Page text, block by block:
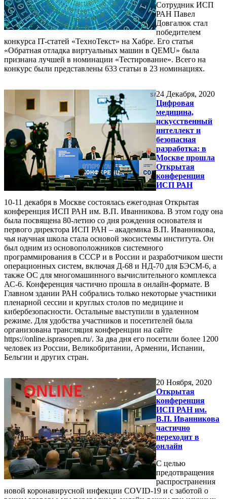
Сотрудник ИСП
РАН Павел
Довгалюк стал
победителем
конкурса IT-статей «ТехноТекст» на Хабре. Его статья
«Обратная отладка виртуальных машин в QEMU» была
признана лучшей в номинации «Тестирование». Всего на
конкурс были представлены 633 статьи в 23 номинациях.
24 Декабря, 2020
Цифровая
медицина,
искусственный
интеллект и
безопасная
разработка: в
Москве прошла
Открытая
конференция
ИСП РАН
10-11 декабря в Москве состоялась ежегодная Открытая
конференция ИСП РАН им. В.П. Иванникова. В этом году она
была посвящена 80-летию со дня рождения основателя и
первого директора ИСП РАН – академика В.П. Иванникова,
чья научная школа стала основой экосистемы института. Он
был одним из основоположников системного
программирования в СССР и в России и разработчиком шести
операционных систем, включая Д-68 и НД-70 для БЭСМ-6, а
также ОС для многомашинного вычислительного комплекса
АС-6. Конференция частично прошла в онлайн-формате. В
Главном здании РАН собрались только некоторые участники
пленарной сессии и круглых столов по медицине и
кибербезопасности. Остальные выступили в удаленном
режиме. Для удобства участников и посетителей была
организована трансляция конференции на сайте
https://online.isprasopen.ru/. За два дня его посетили более 1200
человек из России, Великобритании, Армении, Испании,
Бельгии и других стран.
20 Ноября, 2020
Открытая
конференция
ИСП РАН им.
В.П. Иванникова
частично
переходит в
онлайн
С целью
предотвращения
распространения
новой коронавирусной инфекции COVID-19 и с заботой о